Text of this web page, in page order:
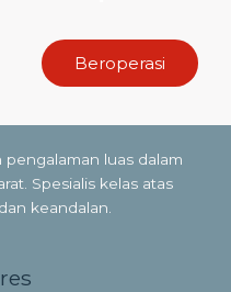
Beroperasi
luas dalam
Spesialis kelas atas
keandalan.